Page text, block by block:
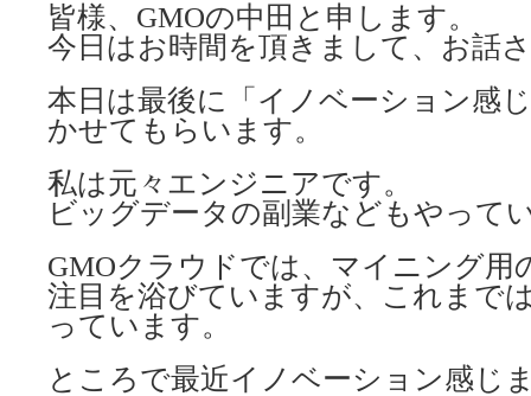
皆様、GMOの中田と申します。
今日はお時間を頂きまして、お話
本日は最後に「イノベーション感
かせてもらいます。
私は元々エンジニアです。
ビッグデータの副業などもやって
GMOクラウドでは、マイニング用
注目を浴びていますが、これまで
っています。
ところで最近イノベーション感じ